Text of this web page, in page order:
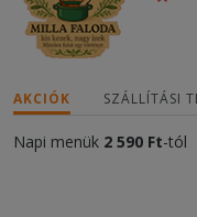
AKCIÓK SZÁLLÍTÁSI
Napi menük 2 590 Ft-tól